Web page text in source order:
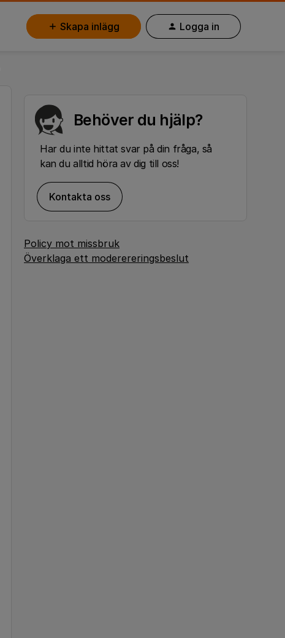
Skapa inlägg Logga in
Behöver du hjälp?
Har du inte hittat svar på din fråga, så
kan du alltid höra av dig till oss!
Kontakta oss
Policy mot missbruk
Överklaga ett moderereringsbeslut